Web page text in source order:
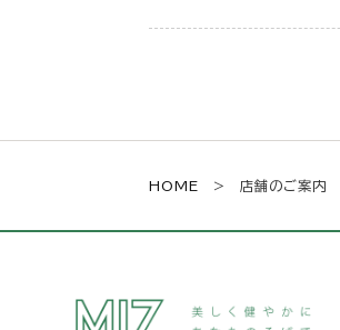
HOME > 店舗のご案内